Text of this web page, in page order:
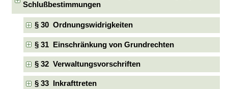
Schlußbestimmungen
§ 30 Ordnungswidrigkeiten
§ 31 Einschränkung von Grundrechten
§ 32 Verwaltungsvorschriften
§ 33 Inkrafttreten